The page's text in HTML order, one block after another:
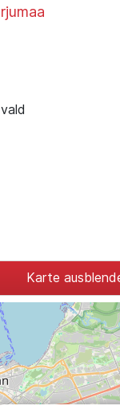
Karte